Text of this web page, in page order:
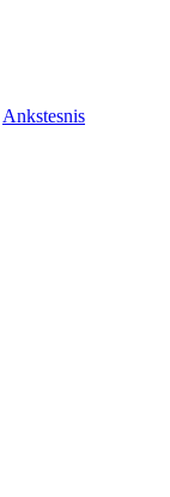
Ankstesnis